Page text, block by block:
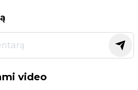
video